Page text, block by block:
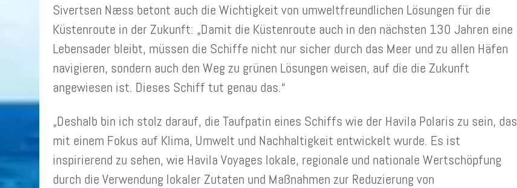
Sivertsen Næss betont auch die Wichtigkeit von umweltfreundlichen Lösungen für die
Küstenroute in der Zukunft: „Damit die Küstenroute auch in den nächsten 130 Jahren eine
Lebensader bleibt, müssen die Schiffe nicht nur sicher durch das Meer und zu allen Häfen
navigieren, sondern auch den Weg zu grünen Lösungen weisen, auf die die Zukunft
angewiesen ist. Dieses Schiff tut genau das.“
„Deshalb bin ich stolz darauf, die Taufpatin eines Schiffs wie der Havila Polaris zu sein, das
mit einem Fokus auf Klima, Umwelt und Nachhaltigkeit entwickelt wurde. Es ist
inspirierend zu sehen, wie Havila Voyages lokale, regionale und nationale Wertschöpfung
durch die Verwendung lokaler Zutaten und Maßnahmen zur Reduzierung von